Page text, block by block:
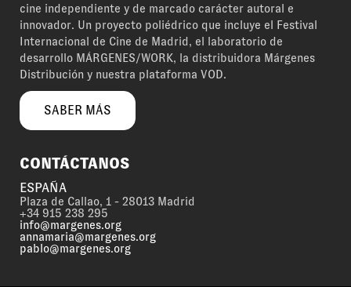
cine independiente y de marcado carácter autoral e
innovador. Un proyecto poliédrico que incluye el Festival
Internacional de Cine de Madrid, el laboratorio de
desarrollo MÁRGENES/WORK, la distribuidora Márgenes
Distribución y nuestra plataforma VOD.
SABER MÁS
CONTÁCTANOS
ESPAÑA
Plaza de Callao, 1 - 28013 Madrid
+34 915 238 295
info@margenes.org
annamaria@margenes.org
pablo@margenes.org